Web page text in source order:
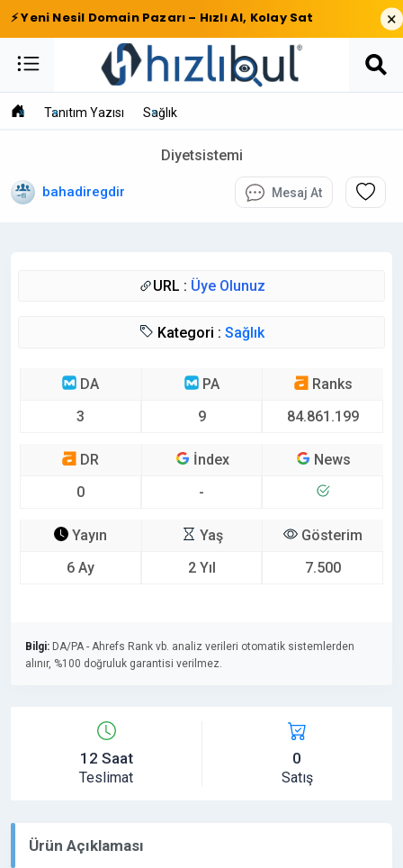
⚡ Yeni Nesil Domain Pazarı – Hızlı Al, Kolay Sat ×
Tanıtım Yazısı Sağlık
Diyetsistemi
bahadiregdir Mesaj At
URL : Üye Olunuz
Kategori : Sağlık
DA
3
PA
9
Ranks
84.861.199
DR
0
İndex
-
News
Yayın
6 Ay
Yaş
2 Yıl
Gösterim
7.500
Bilgi: DA/PA - Ahrefs Rank vb. analiz verileri otomatik sistemlerden
alınır, %100 doğruluk garantisi verilmez.
12 Saat
Teslimat
0
Satış
Ürün Açıklaması